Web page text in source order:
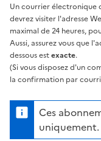
Un courrier électronique
devrez visiter l'adresse
maximal de 24 heures,
Aussi, assurez vous que
dessous estexacte.
(Si vous disposez d'un
la confirmation par
Ces
uniquement.